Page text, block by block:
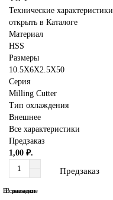
Технические характеристики
открыть в Каталоге
Материал
HSS
Размеры
10.5X6X2.5X50
Серия
Milling Cutter
Тип охлаждения
Внешнее
Все характеристики
Предзаказ
1,00 ₽.
Предзаказ
В закладки
В сравнение